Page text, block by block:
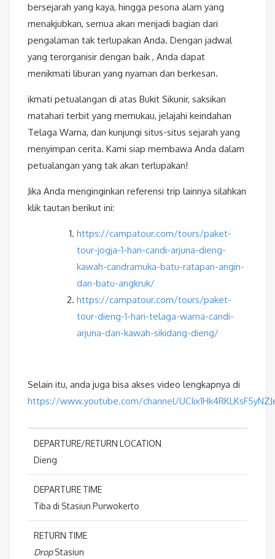
bersejarah yang kaya, hingga pesona alam yang
menakjubkan, semua akan menjadi bagian dari
pengalaman tak terlupakan Anda. Dengan jadwal
yang terorganisir dengan baik , Anda dapat
menikmati liburan yang nyaman dan berkesan.
ikmati petualangan di atas Bukit Sikunir, saksikan
matahari terbit yang memukau, jelajahi keindahan
Telaga Warna, dan kunjungi situs-situs sejarah yang
menyimpan cerita. Kami siap membawa Anda dalam
petualangan yang tak akan terlupakan!
Jika Anda menginginkan referensi trip lainnya silahkan
klik tautan berikut ini:
https://campatour.com/tours/paket-
tour-jogja-1-hari-candi-arjuna-dieng-
kawah-candramuka-batu-ratapan-angin-
dan-batu-angkruk/
https://campatour.com/tours/paket-
tour-dieng-1-hari-telaga-warna-candi-
arjuna-dan-kawah-sikidang-dieng/
Selain itu, anda juga bisa akses video lengkapnya di
https://www.youtube.com/channel/
DEPARTURE/RETURN LOCATION
Dieng
DEPARTURE TIME
Tiba di Stasiun Purwokerto
RETURN TIME
DropStasiun